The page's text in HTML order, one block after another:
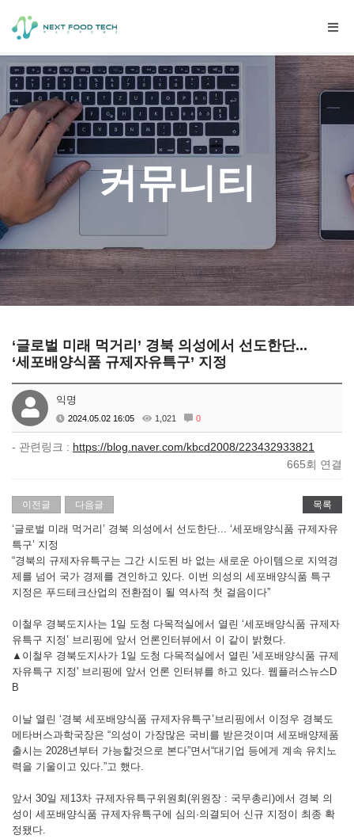
커뮤니티
‘글로벌 미래 먹거리’ 경북 의성에서 선도한단...
‘세포배양식품 규제자유특구’ 지정
익명
2024.05.02 16:05 1,021 0
- 관련링크 : https://blog.naver.com/kbcd2008/223432933821
665회 연결
이전글 다음글 목록
‘글로벌 미래 먹거리’ 경북 의성에서 선도한단... ‘세포배양식품 규제자유
특구’ 지정
“경북의 규제자유특구는 그간 시도된 바 없는 새로운 아이템으로 지역경
제를 넘어 국가 경제를 견인하고 있다. 이번 의성의 세포배양식품 특구
지정은 푸드테크산업의 전환점이 될 역사적 첫 걸음이다”
이철우 경북도지사는 1일 도청 다목적실에서 열린 ‘세포배양식품 규제자
유특구 지정’ 브리핑에 앞서 언론인터뷰에서 이 같이 밝혔다.
▲이철우 경북도지사가 1일 도청 다목적실에서 열린 '세포배양식품 규제
자유특구 지정' 브리핑에 앞서 언론 인터뷰를 하고 있다. 웹플러스뉴스D
B
이날 열린 ‘경북 세포배양식품 규제자유특구’브리핑에서 이정우 경북도
메타버스과학국장은 “의성이 가장많은 국비를 받은것이며 세포배양제품
출시는 2028년부터 가능할것으로 본다”면서“대기업 등에게 계속 유치노
력을 기울이고 있다.”고 했다.
앞서 30일 제13차 규제자유특구위원회(위원장 : 국무총리)에서 경북 의
성이 세포배양식품 규제자유특구에 심의·의결되어 신규 지정이 최종 확
정됐다.